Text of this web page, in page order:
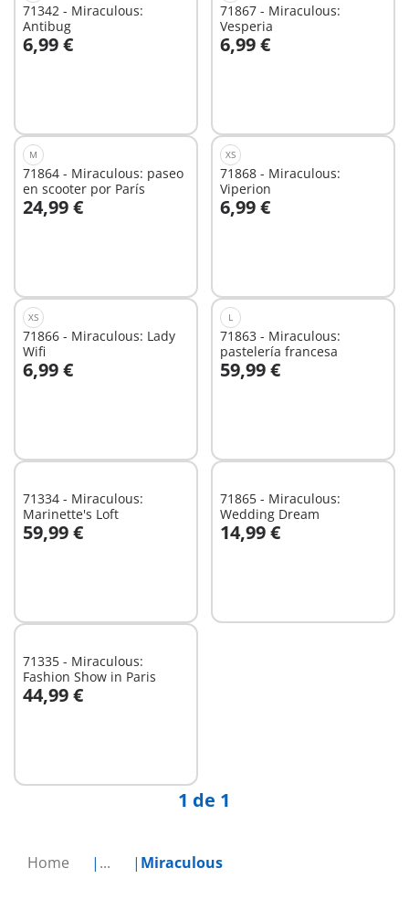
Home ... Miraculous
71342 - Miraculous:
Antibug
6,99 €
A la cesta
71867 - Miraculous:
Vesperia
6,99 €
A la cesta
M
71864 - Miraculous: paseo
en scooter por París
24,99 €
A la cesta
XS
71868 - Miraculous:
Viperion
6,99 €
A la cesta
XS
71866 - Miraculous: Lady
Wifi
6,99 €
A la cesta
L
71863 - Miraculous:
pastelería francesa
59,99 €
A la cesta
71334 - Miraculous:
Marinette's Loft
59,99 €
A la cesta
71865 - Miraculous:
Wedding Dream
14,99 €
A la cesta
71335 - Miraculous:
Fashion Show in Paris
44,99 €
A la cesta
1 de 1